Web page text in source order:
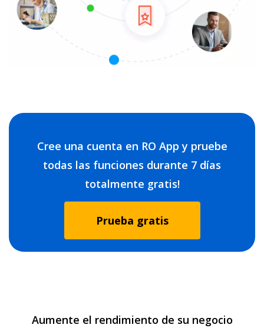
Cree una cuenta en RO App y pruebe
todas las funciones durante 7 días
totalmente gratis!
Prueba gratis
Aumente el rendimiento de su negocio